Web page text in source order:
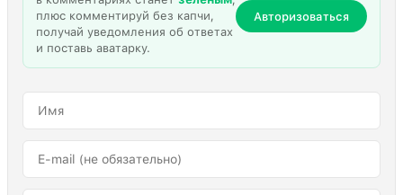
плюс комментируй без капчи,
получай уведомления об ответах
и поставь аватарку.
Авторизоваться